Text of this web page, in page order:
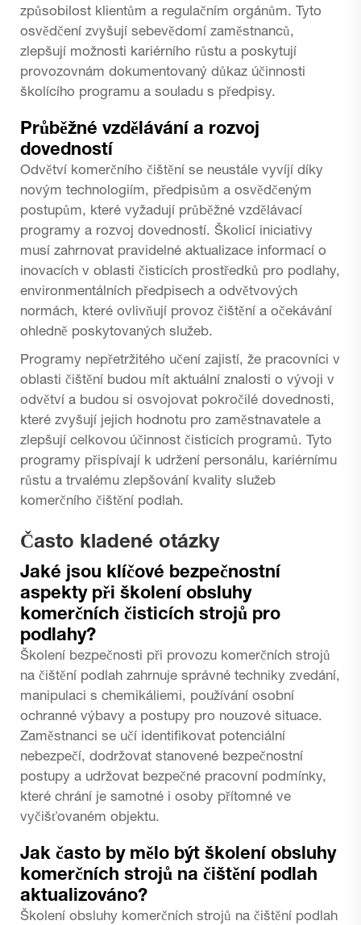
způsobilost klientům a regulačním orgánům. Tyto
osvědčení zvyšují sebevědomí zaměstnanců,
zlepšují možnosti kariérního růstu a poskytují
provozovnám dokumentovaný důkaz účinnosti
školícího programu a souladu s předpisy.
Průběžné vzdělávání a rozvoj
dovedností
Odvětví komerčního čištění se neustále vyvíjí díky
novým technologiím, předpisům a osvědčeným
postupům, které vyžadují průběžné vzdělávací
programy a rozvoj dovedností. Školicí iniciativy
musí zahrnovat pravidelné aktualizace informací o
inovacích v oblasti čisticích prostředků pro podlahy,
environmentálních předpisech a odvětvových
normách, které ovlivňují provoz čištění a očekávání
ohledně poskytovaných služeb.
Programy nepřetržitého učení zajistí, že pracovníci v
oblasti čištění budou mít aktuální znalosti o vývoji v
odvětví a budou si osvojovat pokročilé dovednosti,
které zvyšují jejich hodnotu pro zaměstnavatele a
zlepšují celkovou účinnost čisticích programů. Tyto
programy přispívají k udržení personálu, kariérnímu
růstu a trvalému zlepšování kvality služeb
komerčního čištění podlah.
Často kladené otázky
Jaké jsou klíčové bezpečnostní
aspekty při školení obsluhy
komerčních čisticích strojů pro
podlahy?
Školení bezpečnosti při provozu komerčních strojů
na čištění podlah zahrnuje správné techniky zvedání,
manipulaci s chemikáliemi, používání osobní
ochranné výbavy a postupy pro nouzové situace.
Zaměstnanci se učí identifikovat potenciální
nebezpečí, dodržovat stanovené bezpečnostní
postupy a udržovat bezpečné pracovní podmínky,
které chrání je samotné i osoby přítomné ve
vyčišťovaném objektu.
Jak často by mělo být školení obsluhy
komerčních strojů na čištění podlah
aktualizováno?
Školení obsluhy komerčních strojů na čištění podlah